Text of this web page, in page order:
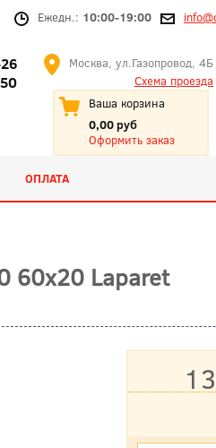
Ежедн.: 10:00-19:00
Москва, ул.Газопровод, 4Б
Схема проезда
Ваша корзина
0,00 руб
Оформить заказ
ОПЛАТА
60x20 Laparet